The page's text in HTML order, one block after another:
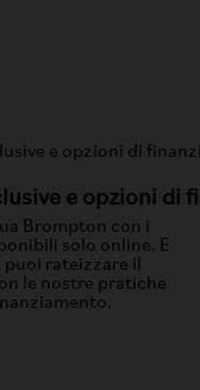
e opzioni di
Brompton con i
solo online. E
puoi rateizzare il
le nostre pratiche